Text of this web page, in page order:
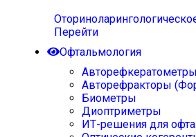
Перейти
Офтальмология
Авторефкератометры
Авторефракторы
Биометры
Диоптриметры
ИТ-решения для